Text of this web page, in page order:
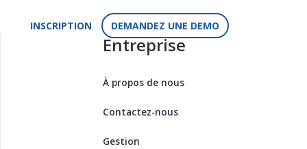
INSCRIPTION DEMANDEZ UNE DEMO
Entreprise
À propos de nous
Contactez-nous
Gestion